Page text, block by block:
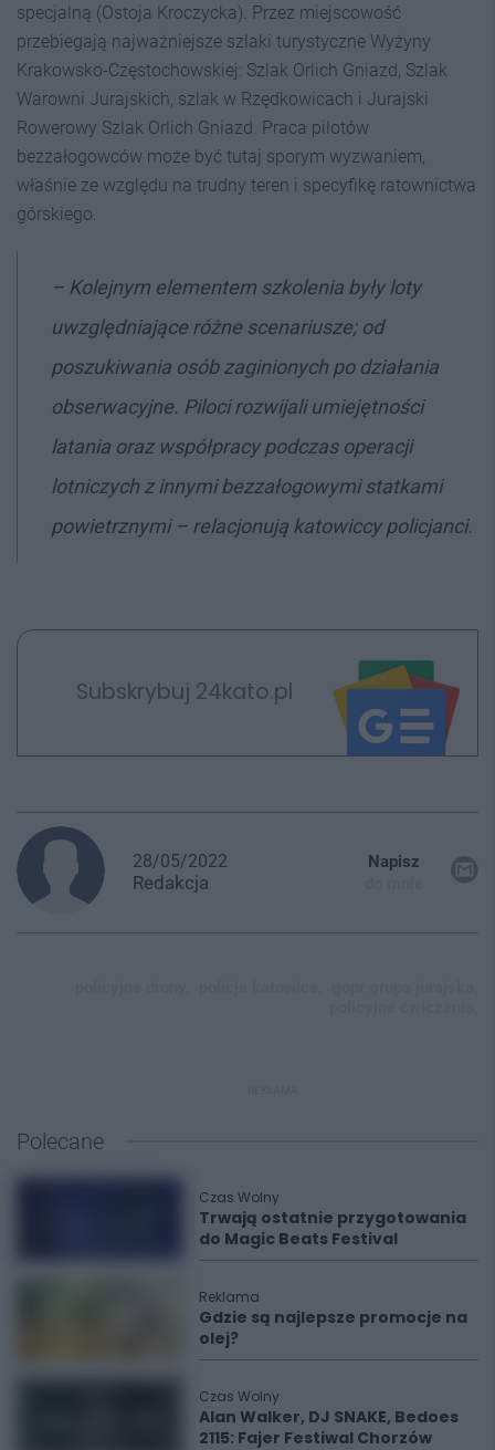
specjalną (Ostoja Kroczycka). Przez miejscowość
przebiegają najważniejsze szlaki turystyczne Wyżyny
Krakowsko-Częstochowskiej: Szlak Orlich Gniazd, Szlak
Warowni Jurajskich, szlak w Rzędkowicach i Jurajski
Rowerowy Szlak Orlich Gniazd. Praca pilotów
bezzałogowców może być tutaj sporym wyzwaniem,
właśnie ze względu na trudny teren i specyfikę ratownictwa
górskiego.
– Kolejnym elementem szkolenia były loty
uwzględniające różne scenariusze; od
poszukiwania osób zaginionych po działania
obserwacyjne. Piloci rozwijali umiejętności
latania oraz współpracy podczas operacji
lotniczych z innymi bezzałogowymi statkami
powietrznymi – relacjonują katowiccy policjanci.
Subskrybuj 24kato.pl
28/05/2022
Redakcja
Napisz
Polecane
Czas Wolny
Trwają ostatnie przygotowania
do Magic Beats Festival
Reklama
Gdzie są najlepsze promocje na
olej?
Czas Wolny
Alan Walker, DJ SNAKE, Bedoes
2115: Fajer Festiwal Chorzów